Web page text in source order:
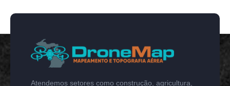
Atendemos setores como construção, agricultura,